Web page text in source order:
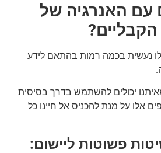
עם האנרגיה של
נעשית בכמה רמות בהתאם לידע
יכולים להשתמש בדרך בסיסית
אלו על מנת להכניס אל חיינו כל
פשוטות ליישום: